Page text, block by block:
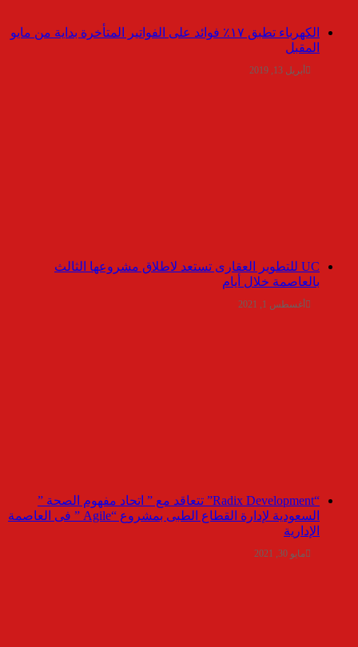
الكهرباء تطبق ١٧٪ فوائد على الفواتير المتأخرة بداية من مايو
المقبل
أبريل 13, 2019
UC للتطوير العقارى تستعد لاطلاق مشروعها الثالث
بالعاصمة خلال أيام
أغسطس 1, 2021
“Radix Development” تتعاقد مع ” اتحاد مفهوم الصحة ”
السعودية لإدارة القطاع الطبى بمشروع “Agile ” فى العاصمة
الإدارية
مايو 30, 2021